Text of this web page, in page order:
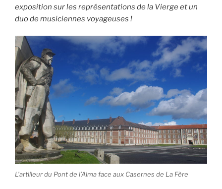
exposition sur les représentations de la Vierge et un
duo de musiciennes voyageuses !
L’artilleur du Pont de l’Alma face aux Casernes de La Fère